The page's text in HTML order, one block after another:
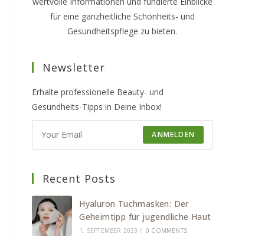
für eine ganzheitliche Schönheits- und
Gesundheitspflege zu bieten.
Newsletter
Erhalte professionelle Beauty- und
Gesundheits-Tipps in Deine Inbox!
ANMELDEN
Recent Posts
Hyaluron Tuchmasken: Der
Geheimtipp für jugendliche Haut
1. SEPTEMBER 2023 / 0 COMMENTS